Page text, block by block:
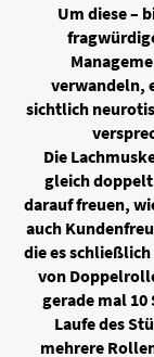
Um diese –
verwandeln,
sichtlich
Die
gleich
darauf freuen,
auch
die es
von
gerade mal
Laufe des
mehrere